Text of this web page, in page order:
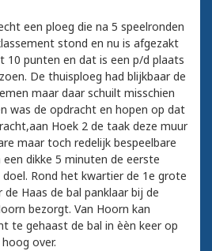
een ploeg die na 5 speelronden
stond en nu is afgezakt
10 punten en dat is een p/d plaats
De thuisploeg had blijkbaar de
maar daar schuilt misschien
was de opdracht en hopen op dat
Hoek 2 de taak deze muur
maar toch redelijk bespeelbare
dikke 5 minuten de eerste
Rond het kwartier de 1e grote
Haas de bal panklaar bij de
bezorgt. Van Hoorn kan
te gehaast de bal in èèn keer op
over.